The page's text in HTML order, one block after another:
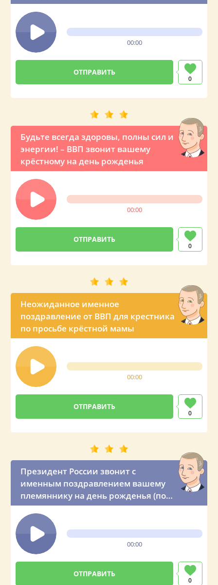
00:00
0
Будьте всегда здоровы, полны сил и
энергии! – ВВП звонит вашему
крёстному на день рожденья
00:00
0
Неожиданное именное
поздравление от ВВП для крестника
по просьбе крёстной мамы
00:00
0
Президент России звонит с
именным поздравлением вашему
племяннику на день рожденья (по
просьбе тёти)
00:00
0